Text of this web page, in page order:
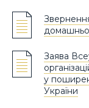
Заява
у
України